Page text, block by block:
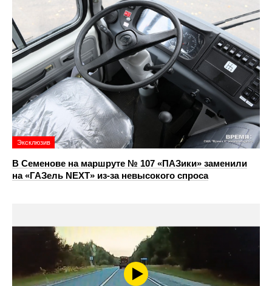
Эксклюзив
В Семенове на маршруте № 107 «ПАЗики» заменили
на «ГАЗель NEXT» из‑за невысокого спроса